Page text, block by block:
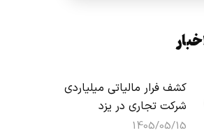
کشف فرار مالیاتی میلیاردی
شرکت تجاری در یزد
1405/05/15